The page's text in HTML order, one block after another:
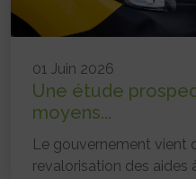
01 Juin 2026
Une étude
moyens...
Le gouvernement vient
revalorisation des aides à